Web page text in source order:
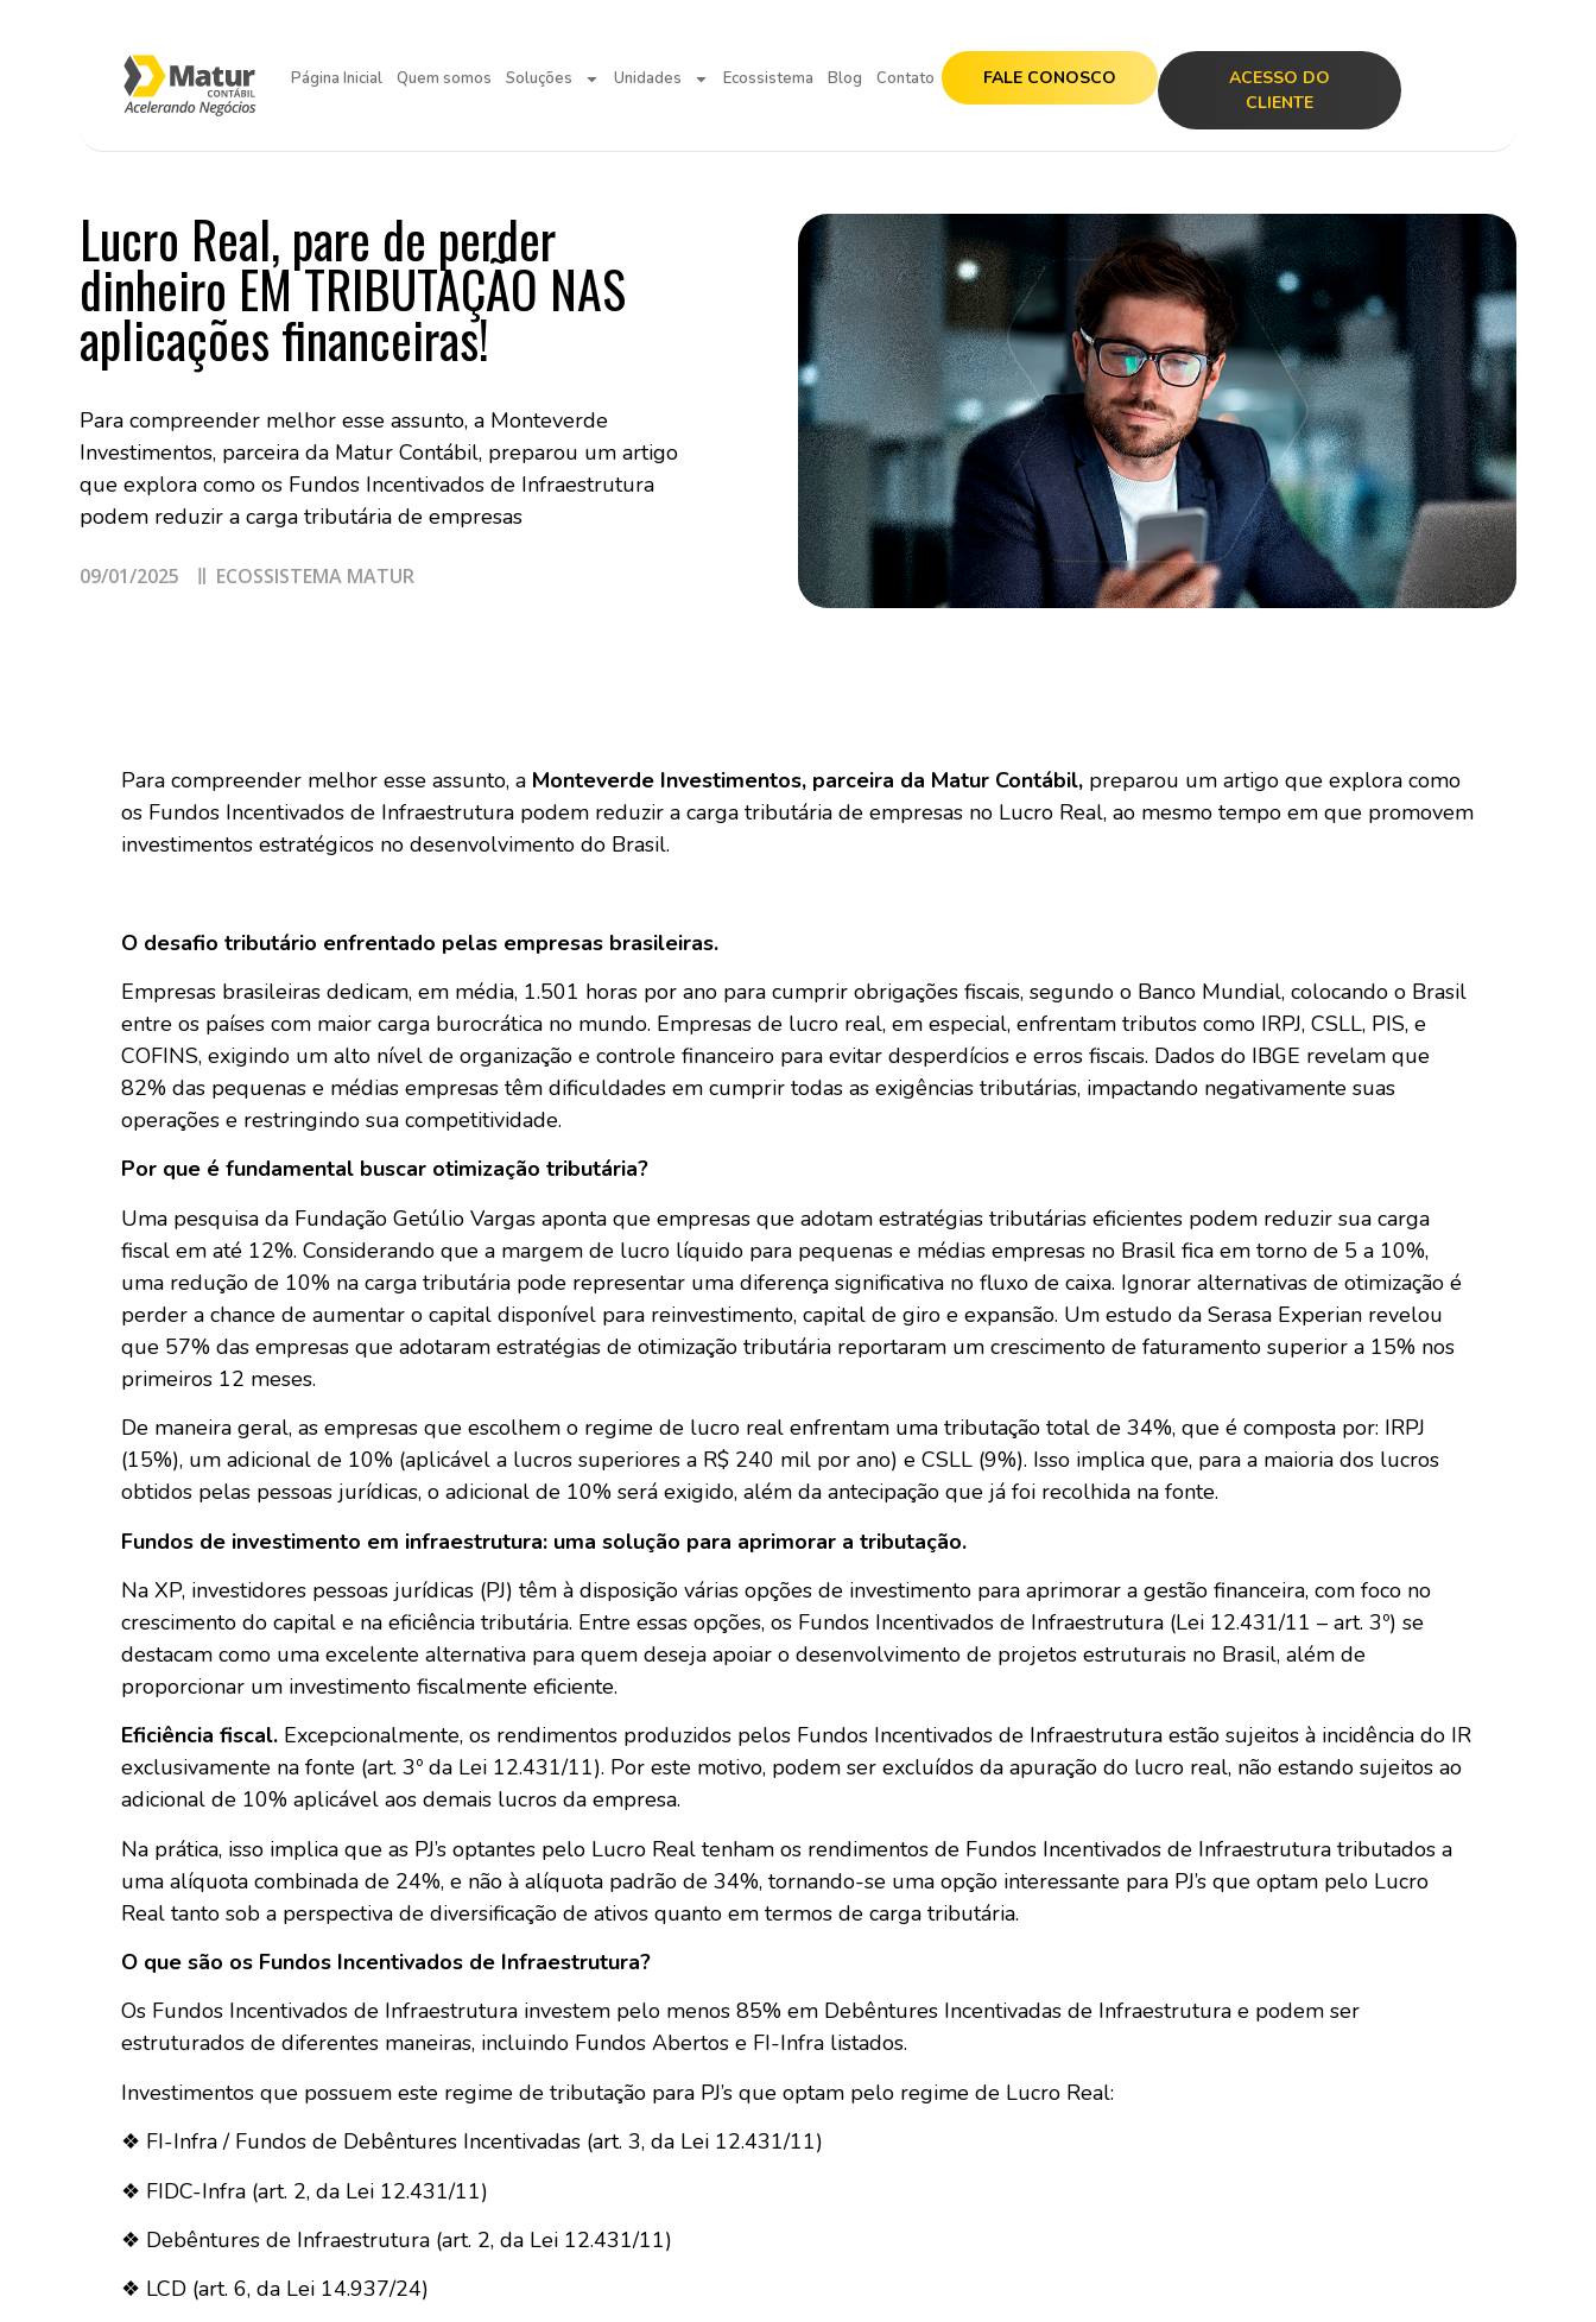
Página Inicial Quem somos Soluções Unidades Ecossistema Blog Contato FALE CONOSCO
ACESSO DO
CLIENTE
Lucro Real, pare de perder
dinheiro EM TRIBUTAÇÃO NAS
aplicações financeiras!
Para compreender melhor esse assunto, a Monteverde
Investimentos, parceira da Matur Contábil, preparou um artigo
que explora como os Fundos Incentivados de Infraestrutura
podem reduzir a carga tributária de empresas
09/01/2025 ECOSSISTEMA MATUR
Para compreender melhor esse assunto, a Monteverde Investimentos, parceira da Matur Contábil, preparou um artigo que explora como
os Fundos Incentivados de Infraestrutura podem reduzir a carga tributária de empresas no Lucro Real, ao mesmo tempo em que promovem
investimentos estratégicos no desenvolvimento do Brasil.
O desafio tributário enfrentado pelas empresas brasileiras.
Empresas brasileiras dedicam, em média, 1.501 horas por ano para cumprir obrigações fiscais, segundo o Banco Mundial, colocando o Brasil
entre os países com maior carga burocrática no mundo. Empresas de lucro real, em especial, enfrentam tributos como IRPJ, CSLL, PIS, e
COFINS, exigindo um alto nível de organização e controle financeiro para evitar desperdícios e erros fiscais. Dados do IBGE revelam que
82% das pequenas e médias empresas têm dificuldades em cumprir todas as exigências tributárias, impactando negativamente suas
operações e restringindo sua competitividade.
Por que é fundamental buscar otimização tributária?
Uma pesquisa da Fundação Getúlio Vargas aponta que empresas que adotam estratégias tributárias eficientes podem reduzir sua carga
fiscal em até 12%. Considerando que a margem de lucro líquido para pequenas e médias empresas no Brasil fica em torno de 5 a 10%,
uma redução de 10% na carga tributária pode representar uma diferença significativa no fluxo de caixa. Ignorar alternativas de otimização é
perder a chance de aumentar o capital disponível para reinvestimento, capital de giro e expansão. Um estudo da Serasa Experian revelou
que 57% das empresas que adotaram estratégias de otimização tributária reportaram um crescimento de faturamento superior a 15% nos
primeiros 12 meses.
De maneira geral, as empresas que escolhem o regime de lucro real enfrentam uma tributação total de 34%, que é composta por: IRPJ
(15%), um adicional de 10% (aplicável a lucros superiores a R$ 240 mil por ano) e CSLL (9%). Isso implica que, para a maioria dos lucros
obtidos pelas pessoas jurídicas, o adicional de 10% será exigido, além da antecipação que já foi recolhida na fonte.
Fundos de investimento em infraestrutura: uma solução para aprimorar a tributação.
Na XP, investidores pessoas jurídicas (PJ) têm à disposição várias opções de investimento para aprimorar a gestão financeira, com foco no
crescimento do capital e na eficiência tributária. Entre essas opções, os Fundos Incentivados de Infraestrutura (Lei 12.431/11 – art. 3º) se
destacam como uma excelente alternativa para quem deseja apoiar o desenvolvimento de projetos estruturais no Brasil, além de
proporcionar um investimento fiscalmente eficiente.
Eficiência fiscal. Excepcionalmente, os rendimentos produzidos pelos Fundos Incentivados de Infraestrutura estão sujeitos à incidência do IR
exclusivamente na fonte (art. 3º da Lei 12.431/11). Por este motivo, podem ser excluídos da apuração do lucro real, não estando sujeitos ao
adicional de 10% aplicável aos demais lucros da empresa.
Na prática, isso implica que as PJ’s optantes pelo Lucro Real tenham os rendimentos de Fundos Incentivados de Infraestrutura tributados a
uma alíquota combinada de 24%, e não à alíquota padrão de 34%, tornando-se uma opção interessante para PJ’s que optam pelo Lucro
Real tanto sob a perspectiva de diversificação de ativos quanto em termos de carga tributária.
O que são os Fundos Incentivados de Infraestrutura?
Os Fundos Incentivados de Infraestrutura investem pelo menos 85% em Debêntures Incentivadas de Infraestrutura e podem ser
estruturados de diferentes maneiras, incluindo Fundos Abertos e FI-Infra listados.
Investimentos que possuem este regime de tributação para PJ’s que optam pelo regime de Lucro Real:
❖ FI-Infra / Fundos de Debêntures Incentivadas (art. 3, da Lei 12.431/11)
❖ FIDC-Infra (art. 2, da Lei 12.431/11)
❖ Debêntures de Infraestrutura (art. 2, da Lei 12.431/11)
❖ LCD (art. 6, da Lei 14.937/24)